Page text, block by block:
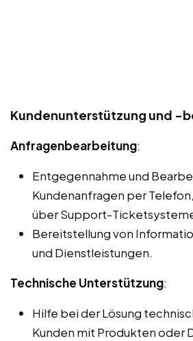
Kundenunterstützung und -
Anfragenbearbeitung:
Entgegennahme und
Kundenanfragen per
über Support-
Bereitstellung von
und Dienstleistungen.
Technische Unterstützung:
Hilfe bei der Lösung
Kunden mit Produkten oder